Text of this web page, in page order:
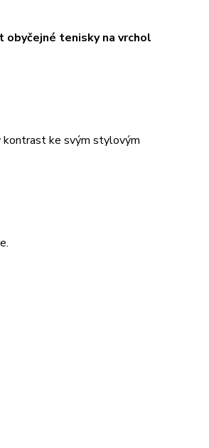
obyčejné tenisky na vrchol
kontrast ke svým stylovým